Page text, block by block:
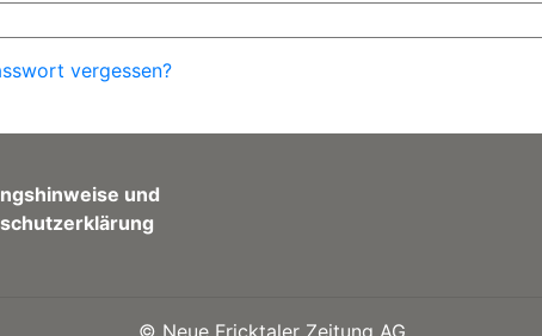
vergessen?
und